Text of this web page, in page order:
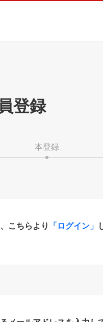
登録
本登録
こちらより 「ログイン」